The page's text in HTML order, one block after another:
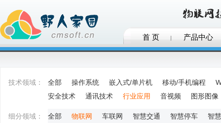
首 页 产品中心
技术领域： 全部 操作系统 嵌入式/单片机 移动/手机编程
安全技术
通讯技术 行业应用 音视频 图形图像
细分领域： 全部 物联网 车联网 智慧交通 智慧停车
智